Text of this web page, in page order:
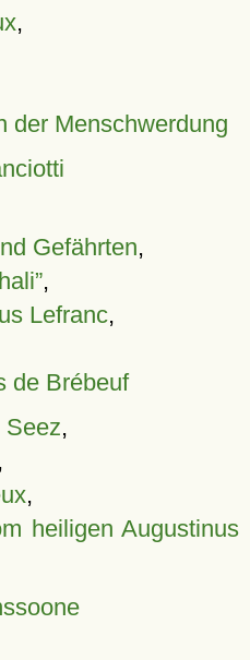
,
der Menschwerdung
Gefährten,
,
Lefranc,
de Brébeuf
Seez,
,
,
heiligen Augustinus